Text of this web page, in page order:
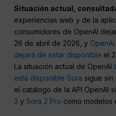
Situación actual,
experiencias web y de la
consumidores de OpenAI
26 de abril de 2026, y
dejará de estar disponible el
La situación actual de OpenAI
está disponible Sora sigue sin
el catálogo de la API OpenAI
2 ySora 2 Pro como modelos